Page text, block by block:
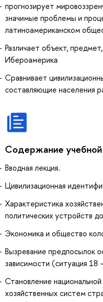
прогнозирует
значимые проблемы и
латиноамериканском
Различает объект,
Ибероамерика
Сравнивает
составляющие населения
Содержание
Вводная лекция.
Цивилизационная
Характеристика
политических устройств
Экономика и общество
Вызревание предпосылок
зависимости (ситуация 18
Становление
хозяйственных систем